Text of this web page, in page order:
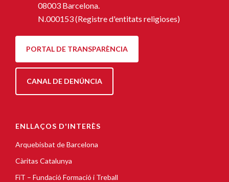
08003 Barcelona.
N.000153 (Registre d'entitats religioses)
PORTAL DE TRANSPARÈNCIA
CANAL DE DENÚNCIA
ENLLAÇOS D'INTERÈS
Arquebisbat de Barcelona
Càritas Catalunya
FiT – Fundació Formació i Treball